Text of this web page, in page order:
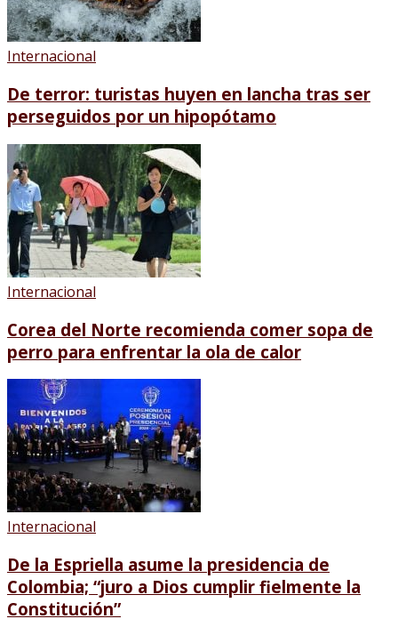
Internacional
De terror: turistas huyen en lancha tras ser
perseguidos por un hipopótamo
Internacional
Corea del Norte recomienda comer sopa de
perro para enfrentar la ola de calor
Internacional
De la Espriella asume la presidencia de
Colombia; “juro a Dios cumplir fielmente la
Constitución”